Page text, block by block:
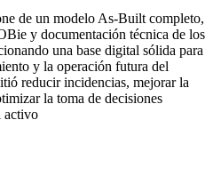
de un modelo As-Built completo,
y documentación técnica de los
una base digital sólida para
y la operación futura del
reducir incidencias, mejorar la
la toma de decisiones
activo